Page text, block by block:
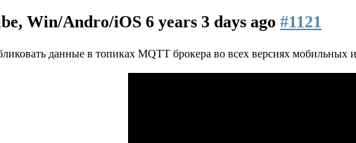
Win/Andro/iOS 6 years 3 days ago #1121
данные в топиках MQTT брокера во всех версиях мобильных